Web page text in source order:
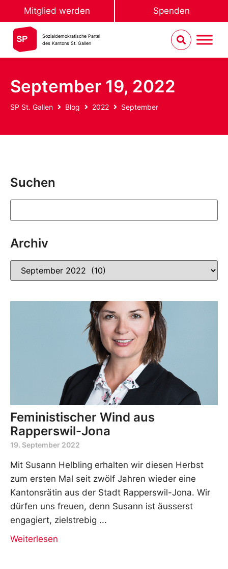
Mitglied werden Spenden
Sozialdemokratische Partei
des Kantons St. Gallen
September 19, 2022
SP St. Gallen Blog 2022 September
Suchen
Archiv
Feministischer Wind aus
Rapperswil-Jona
19. September 2022
Mit Susann Helbling erhalten wir diesen Herbst
zum ersten Mal seit zwölf Jahren wieder eine
Kantonsrätin aus der Stadt Rapperswil-Jona. Wir
dürfen uns freuen, denn Susann ist äusserst
engagiert, zielstrebig
Weiterlesen